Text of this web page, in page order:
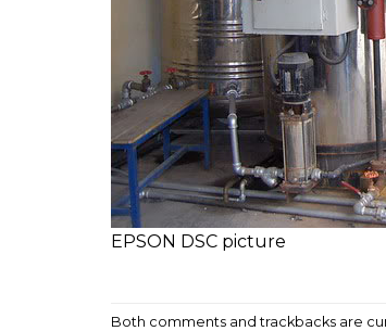
EPSON DSC picture
Both comments and trackbacks are